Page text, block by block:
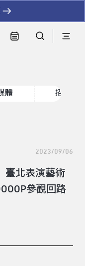
體 招標資
2023/09/06
臺北表演藝術
參觀回路